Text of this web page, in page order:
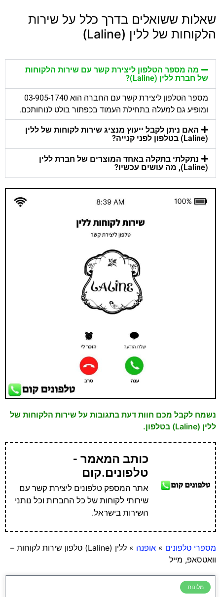
שאלות ששואלים בדרך כלל על שירות
הלקוחות של ללין (Laline)
מה מספר הטלפון ליצירת קשר עם שירות הלקוחות
של חברת ללין (Laline)?
מספר הטלפון ליצירת קשר עם החברה הוא 03-905-1740
ומופיע גם למעלה בתחילת העמוד בכפתור בולט לנוחותכם.
האם ניתן לקבל ייעוץ מנציג שירות לקוחות של ללין
(Laline) בטלפון לפני קנייה?
נתקלתי בתקלה באחד המוצרים של חברת ללין
(Laline), מה עושים עכשיו?
נשמח לקבל מכם חוות דעת בתגובות על שירות הלקוחות של
ללין (Laline) בטלפון.
כותב המאמר -
טלפונים.קום
אתר המספק טלפונים ליצירת קשר עם
שירותי לקוחות של כל החברות וכל נותני
השירות בישראל.
מספרי טלפונים » אופנה »
ללין (Laline) טלפון שירות לקוחות –
וואטסאפ, מייל
מלונות